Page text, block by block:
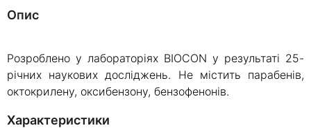
Опис
Розроблено у лабораторіях BIOCON у результаті 25-
річних наукових досліджень. Не містить парабенів,
октокрилену, оксибензону, бензофенонів.
Характеристики